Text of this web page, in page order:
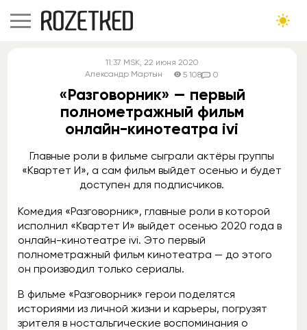
11:37 MSK, 22 июня 2020
Александр Мартын
5 108 0
«Разговорник» — первый
полнометражный фильм
онлайн-кинотеатра ivi
Главные роли в фильме сыграли актёры группы
«Квартет И», а сам фильм выйдет осенью и будет
доступен для подписчиков.
Комедия «Разговорник», главные роли в которой
исполнил «Квартет И» выйдет осенью 2020 года в
онлайн-кинотеатре ivi. Это первый
полнометражный фильм кинотеатра — до этого
он производил только сериалы.
В фильме «Разговорник» герои поделятся
историями из личной жизни и карьеры, погрузят
зрителя в ностальгические воспоминания о